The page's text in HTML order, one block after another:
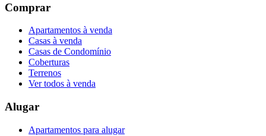
Comprar
Apartamentos à venda
Casas à venda
Casas de Condomínio
Coberturas
Terrenos
Ver todos à venda
Alugar
Apartamentos para alugar